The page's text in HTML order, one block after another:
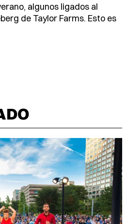
algunos ligados al
de Taylor Farms. Esto es